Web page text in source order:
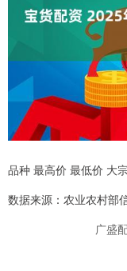
品种 最高价 最低价 大
数据来源：农业农村部
广盛